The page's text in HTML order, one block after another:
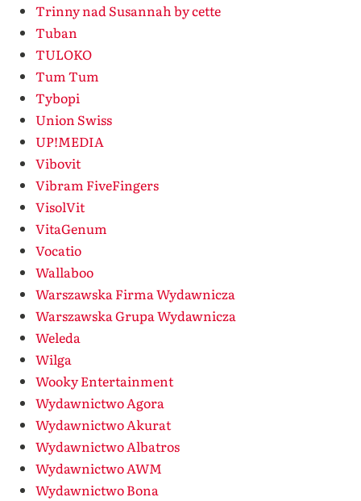
Trinny nad Susannah by cette
Tuban
TULOKO
Tum Tum
Tybopi
Union Swiss
UP!MEDIA
Vibovit
Vibram FiveFingers
VisolVit
VitaGenum
Vocatio
Wallaboo
Warszawska Firma Wydawnicza
Warszawska Grupa Wydawnicza
Weleda
Wilga
Wooky Entertainment
Wydawnictwo Agora
Wydawnictwo Akurat
Wydawnictwo Albatros
Wydawnictwo AWM
Wydawnictwo Bona